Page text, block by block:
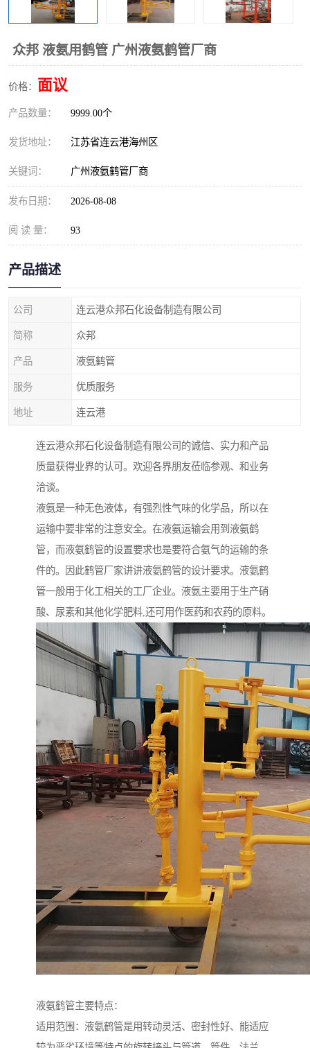
众邦 液氨用鹤管 广州液氨鹤管厂商
价格： 面议
产品数量： 9999.00个
发货地址： 江苏省连云港海州区
关键词： 广州液氨鹤管厂商
发布日期： 2026-08-08
阅 读 量： 93
产品描述
公司 连云港众邦石化设备制造有限公司
简称 众邦
产品 液氨鹤管
服务 优质服务
地址 连云港
连云港众邦石化设备制造有限公司的诚信、实力和产品
质量获得业界的认可。欢迎各界朋友莅临参观、和业务
洽谈。
液氨是一种无色液体，有强烈性气味的化学品，所以在
运输中要非常的注意安全。在液氨运输会用到液氨鹤
管，而液氨鹤管的设置要求也是要符合氨气的运输的条
件的。因此鹤管厂家讲讲液氨鹤管的设计要求。液氨鹤
管一般用于化工相关的工厂企业。液氨主要用于生产硝
酸、尿素和其他化学肥料,还可用作医药和农药的原料。
液氨鹤管主要特点：
适用范围：液氨鹤管是用转动灵活、密封性好、能适应